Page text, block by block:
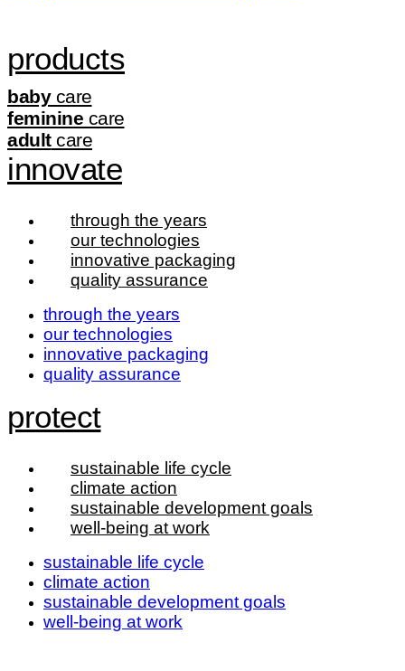
products
babycare
feminine care
adultcare
innovate
through the years
our technologies
innovative packaging
quality assurance
through the years
our technologies
innovative packaging
quality assurance
protect
sustainable life cycle
climate action
sustainable development goals
well-being at work
sustainable life cycle
climate action
sustainable development goals
well-being at work